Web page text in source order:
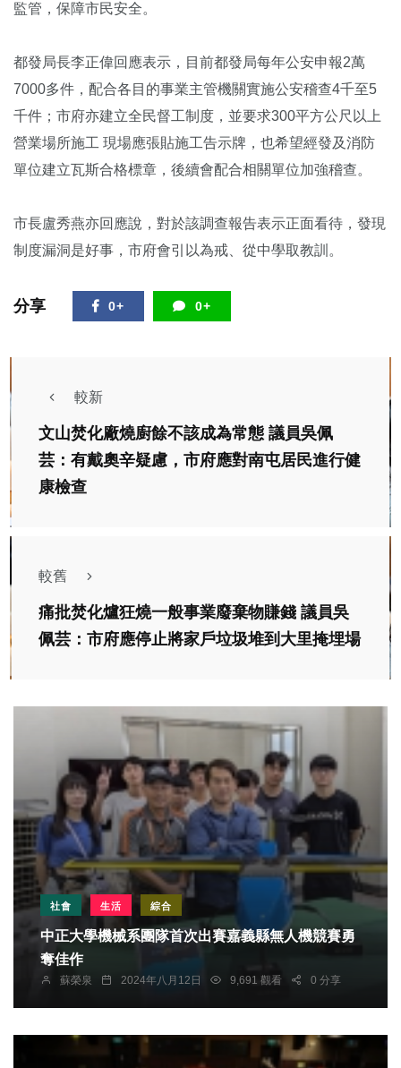
監管，保障市民安全。
都發局長李正偉回應表示，目前都發局每年公安申報2萬
7000多件，配合各目的事業主管機關實施公安稽查4千至5
千件；市府亦建立全民督工制度，並要求300平方公尺以上
營業場所施工 現場應張貼施工告示牌，也希望經發及消防
單位建立瓦斯合格標章，後續會配合相關單位加強稽查。
市長盧秀燕亦回應說，對於該調查報告表示正面看待，發現
制度漏洞是好事，市府會引以為戒、從中學取教訓。
分享 0+ 0+
較新
文山焚化廠燒廚餘不該成為常態 議員吳佩
芸：有戴奧辛疑慮，市府應對南屯居民進行健
康檢查
較舊
痛批焚化爐狂燒一般事業廢棄物賺錢 議員吳
佩芸：市府應停止將家戶垃圾堆到大里掩埋場
社會 生活 綜合
中正大學機械系團隊首次出賽嘉義縣無人機競賽勇
奪佳作
蘇榮泉 2024年八月12日 9,691 觀看 0 分享